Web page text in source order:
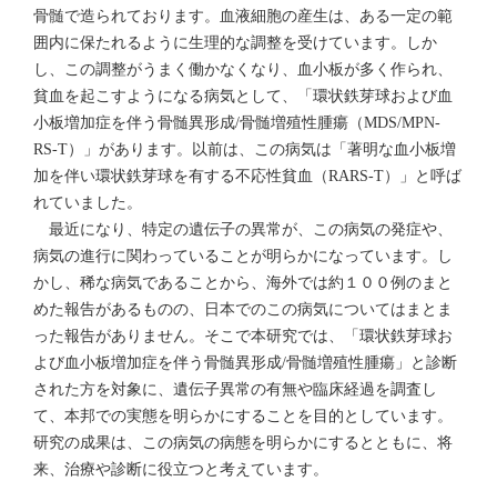
骨髄で造られております。血液細胞の産生は、ある一定の範
囲内に保たれるように生理的な調整を受けています。しか
し、この調整がうまく働かなくなり、血小板が多く作られ、
貧血を起こすようになる病気として、「環状鉄芽球および血
小板増加症を伴う骨髄異形成/骨髄増殖性腫瘍（MDS/MPN-
RS-T）」があります。以前は、この病気は「著明な血小板増
加を伴い環状鉄芽球を有する不応性貧血（RARS-T）」と呼ば
れていました。
最近になり、特定の遺伝子の異常が、この病気の発症や、
病気の進行に関わっていることが明らかになっています。し
かし、稀な病気であることから、海外では約１００例のまと
めた報告があるものの、日本でのこの病気についてはまとま
った報告がありません。そこで本研究では、「環状鉄芽球お
よび血小板増加症を伴う骨髄異形成/骨髄増殖性腫瘍」と診断
された方を対象に、遺伝子異常の有無や臨床経過を調査し
て、本邦での実態を明らかにすることを目的としています。
研究の成果は、この病気の病態を明らかにするとともに、将
来、治療や診断に役立つと考えています。